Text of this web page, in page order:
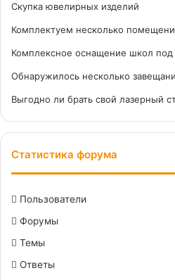
Скупка ювелирных изделий
Комплектуем несколько
Комплексное оснащение школ
Обнаружилось несколько
Выгодно ли брать свой лазерный
Статистика форума
Пользователи
Форумы
Темы
Ответы